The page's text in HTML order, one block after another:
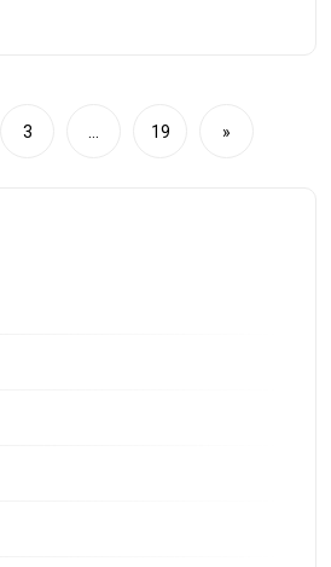
3 19 »